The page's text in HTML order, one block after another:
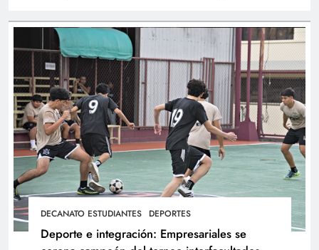
DECANATO ESTUDIANTES DEPORTES
Deporte e integración: Empresariales se